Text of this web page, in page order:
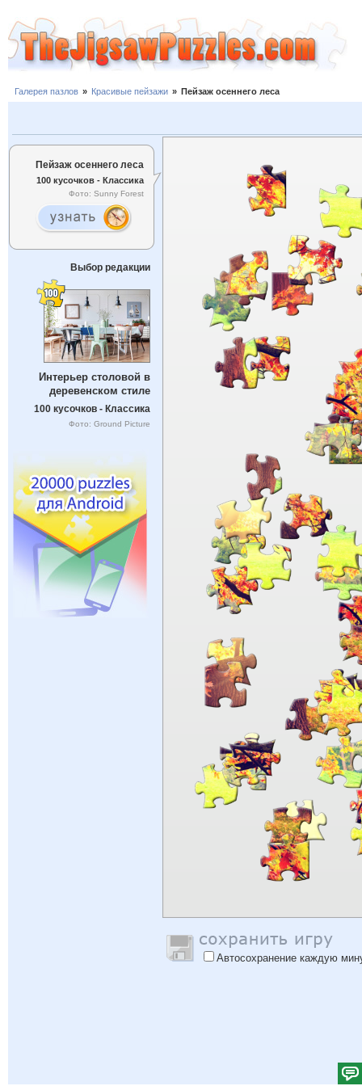
Галерея пазлов » Красивые пейзажи » Пейзаж осеннего леса
Пейзаж осеннего леса
100 кусочков - Классика
Фото: Sunny Forest
Выбор редакции
Интерьер столовой в
деревенском стиле
100 кусочков - Классика
Фото: Ground Picture
Автосохранение каждую